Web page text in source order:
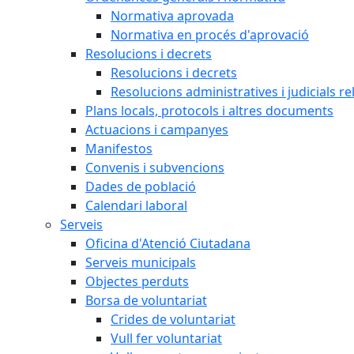
Normativa aprovada
Normativa en procés d'aprovació
Resolucions i decrets
Resolucions i decrets
Resolucions administratives i judicials
Plans locals, protocols i altres documents
Actuacions i campanyes
Manifestos
Convenis i subvencions
Dades de població
Calendari laboral
Serveis
Oficina d'Atenció Ciutadana
Serveis municipals
Objectes perduts
Borsa de voluntariat
Crides de voluntariat
Vull fer voluntariat